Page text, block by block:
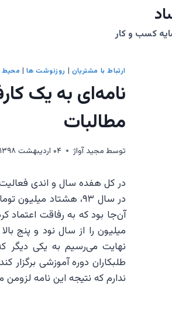
کسب و کار
ارتباط با مشتريان | روزنوشت ها|
نامه‌ای به یک
مطالبات
توسط مجيد آواژ ۰۴ اردیبهشت ۱۳۹۸
در کل هفده سال و اندی فعالیت
در سال ۹۳، هشتاد
آن‌جا بود که به رفاقت
میلیون را از سال نود و پنج
نهایت می‌رسیم به یکی دیگر
طلبکاران دوره آموزشی برگزار
ندارم که نتیجه این نامه